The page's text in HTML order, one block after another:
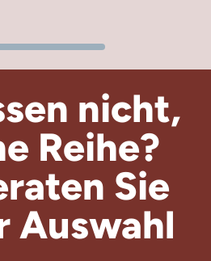
nicht,
Reihe?
Sie
Auswahl